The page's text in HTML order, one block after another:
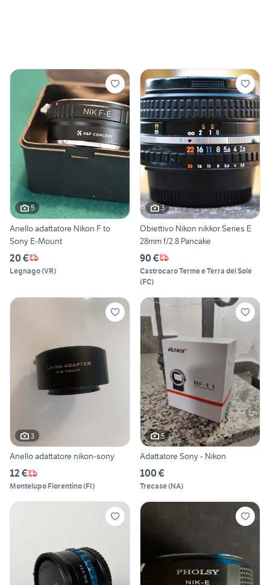
5
Anello adattatore Nikon F to
Sony E-Mount
20 €
Legnago(VR)
3
Obiettivo Nikon nikkor Series E
28mm f/2.8 Pancake
90 €
Castrocaro Terme e Terra del Sole
(FC)
3
Anello adattatore nikon-sony
12 €
Montelupo Fiorentino(FI)
5
Adattatore Sony - Nikon
100 €
Trecase(NA)